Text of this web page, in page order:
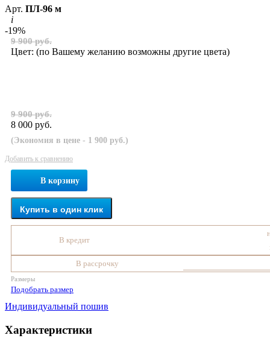
Арт. ПЛ-96 м
i
-19%
9 900 руб.
Цвет: (по Вашему желанию возможны другие цвета)
9 900 руб.
8 000 руб.
(Экономия в цене - 1 900 руб.)
Добавить к сравнению
В корзину
Купить в один клик
В кредит
В рассрочку
Размеры
Подобрать размер
Индивидуальный пошив
Характеристики